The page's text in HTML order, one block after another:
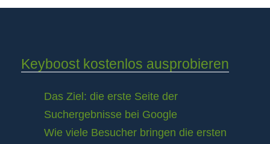
Keyboost kostenlos ausprobieren
Das Ziel: die erste Seite der
Suchergebnisse bei Google
Wie viele Besucher bringen die ersten